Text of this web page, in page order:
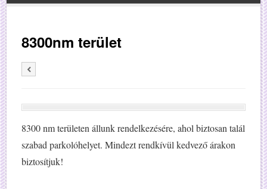
8300nm terület
8300 nm területen állunk rendelkezésére, ahol biztosan talál
szabad parkolóhelyet. Mindezt rendkívül kedvező árakon
biztosítjuk!